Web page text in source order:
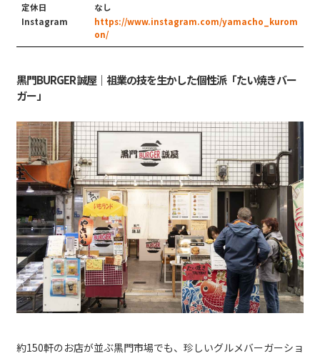
定休日
なし
Instagram
https://www.instagram.com/yamacho_kurom
on/
黒門BURGER 誠屋｜祖業の技を生かした個性派「たい焼きバー
ガー」
約150軒のお店が並ぶ黒門市場でも、珍しいグルメバーガーショ